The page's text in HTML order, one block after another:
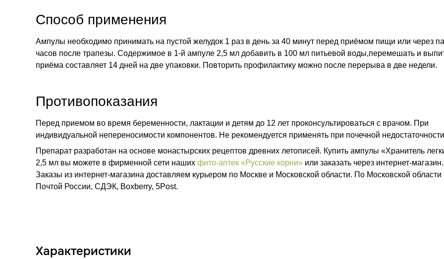
Способ применения
Ампулы необходимо принимать на пустой желудок 1 раз в день за 40 минут перед приёмом пищи или через
часов после трапезы. Содержимое в 1-й ампуле 2,5 мл добавить в 100 мл питьевой воды,перемешать и
приёма составляет 14 дней на две упаковки. Повторить профилактику можно после перерыва в две недели.
Противопоказания
Перед приемом во время беременности, лактации и детям до 12 лет проконсультироваться с врачом. При
индивидуальной непереносимости компонентов. Не рекомендуется применять при почечной
Препарат разработан на основе монастырских рецептов древних летописей. Купить ампулы «Хранитель
2,5 мл вы можете в фирменной сети наших фито-аптек «Русские корни» или заказать через интернет-магазин.
Заказы из интернет-магазина доставляем курьером по Москве и Московской области. По Московской области
Почтой России, СДЭК, Boxberry, 5Post.
Характеристики